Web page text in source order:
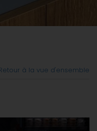
à la vue d'ensemble